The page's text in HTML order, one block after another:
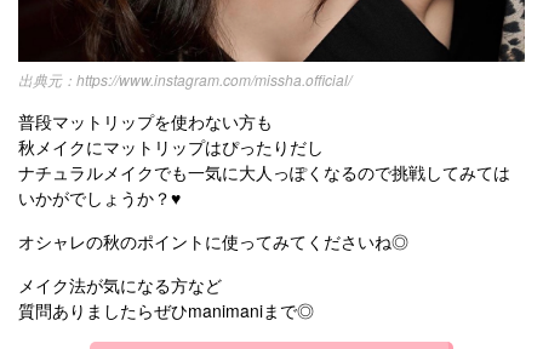
https://www.instagram.com/missha.official/
普段マットリップを使わない方も
秋メイクにマットリップはぴったりだし
ナチュラルメイクでも一気に大人っぽくなるので挑戦してみては
いかがでしょうか？♥️
オシャレの秋のポイントに使ってみてくださいね◎
メイク法が気になる方など
質問ありましたらぜひmanimaniまで◎